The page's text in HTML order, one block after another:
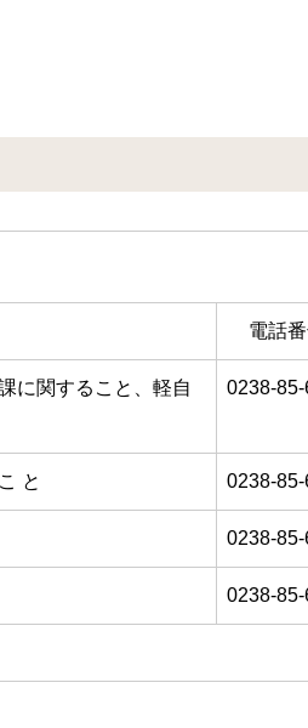
電話
に関すること、軽自
0238-85-
と 0238-
0238-
0238-